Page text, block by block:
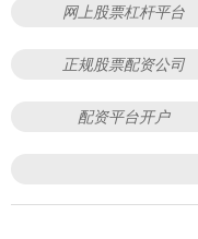
网上股票杠杆平台
正规股票配资公司
配资平台开户